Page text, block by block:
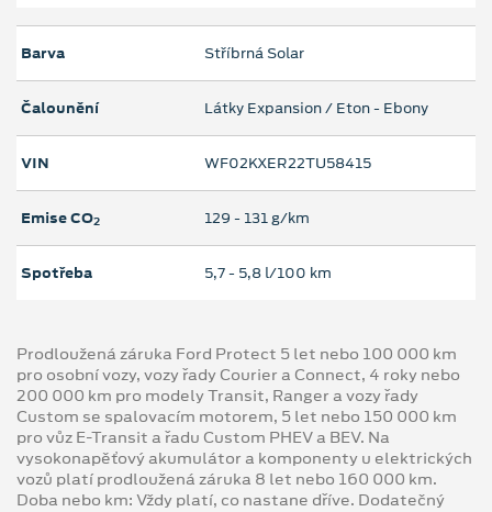
Barva Stříbrná Solar
Čalounění Látky Expansion / Eton - Ebony
VIN WF02KXER22TU58415
Emise CO2 129 ‐ 131 g/km
Spotřeba 5,7 ‐ 5,8 l/100 km
Prodloužená záruka Ford Protect 5 let nebo 100 000 km
pro osobní vozy, vozy řady Courier a Connect, 4 roky nebo
200 000 km pro modely Transit, Ranger a vozy řady
Custom se spalovacím motorem, 5 let nebo 150 000 km
pro vůz E-Transit a řadu Custom PHEV a BEV. Na
vysokonapěťový akumulátor a komponenty u elektrických
vozů platí prodloužená záruka 8 let nebo 160 000 km.
Doba nebo km: Vždy platí, co nastane dříve. Dodatečný